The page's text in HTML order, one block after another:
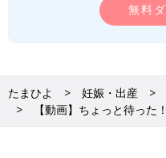
無料
たまひよ 妊娠・出産
【動画】ちょっと待った